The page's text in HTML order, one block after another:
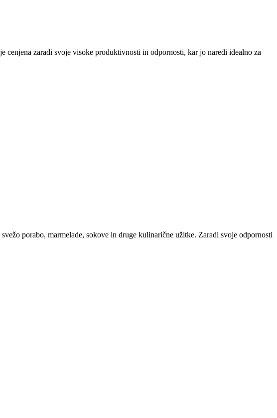
cenjena zaradi svoje visoke produktivnosti in odpornosti, kar jo naredi idealno za
porabo, marmelade, sokove in druge kulinarične užitke. Zaradi svoje odpornosti